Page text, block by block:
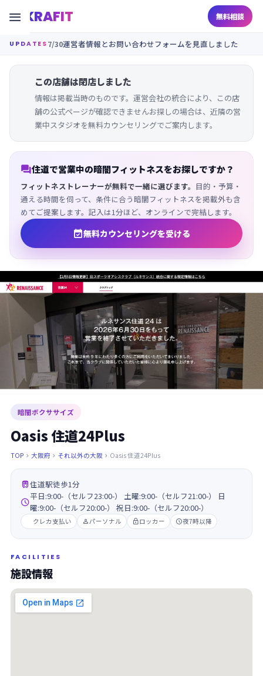
KRAFIT 無料相談

UPDATES 7/30運営者情報とお問い合わせフォームを見直しました
この店舗は閉店しました
情報は掲載当時のものです。運営会社の統合により、この店
舗の公式ページが確認できませんお探しの場合は、近隣の営
業中スタジオを無料カウンセリングでご案内します。
住道で営業中の暗闇フィットネスをお探しですか？
フィットネストレーナーが無料で一緒に選びます。 目的・予算・
通える時間を伺って、条件に合う暗闇フィットネスを掲載外も含
めてご提案します。記入は1分ほど、オンラインで完結します。
無料カウンセリングを受ける
暗闇ボクササイズ
Oasis 住道24Plus
TOP  大阪府  それ以外の大阪  Oasis 住道24Plus
住道駅徒歩1分

平日:9:00-（セルフ23:00-） 土曜:9:00-（セルフ21:00-） 日
曜:9:00-（セルフ20:00-） 祝日:9:00-（セルフ20:00-）
クレカ支払い パーソナル ロッカー 夜7時以降
FACILITIES
施設情報